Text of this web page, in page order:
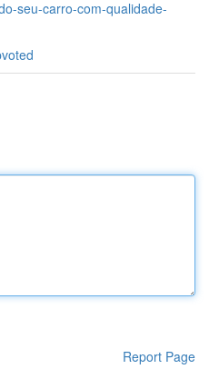
seu-carro-com-qualidade-
Report Page